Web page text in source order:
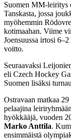
Suomen MM-
Tanskasta, jossa
myöhemmin
kotimaahan. Viime
Joensuussa irtosi
voitto.
Seuraavaksi
eli Czech Hockey
Suomen lisäksi
Ostravaan matkaa
pelaajina
hyökkääjä, vuoden
Marko Anttila.
ensimmäistä